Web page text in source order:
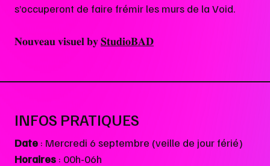
s’occuperont de faire frémir les murs de la Void.
𝐍𝐨𝐮𝐯𝐞𝐚𝐮 𝐯𝐢𝐬𝐮𝐞𝐥 𝐛𝐲𝐒𝐭𝐮𝐝𝐢𝐨𝐁𝐀𝐃
INFOS PRATIQUES
Date : Mercredi 6 septembre (veille de jour férié)
Horaires : 00h-06h